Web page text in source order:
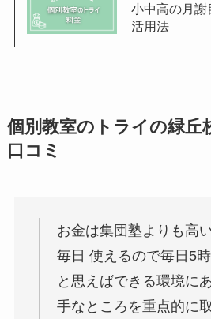
小中高の月謝
活用法
個別教室のトライの緑丘
口コミ
お金は集団塾よりも高
毎日 使えるので毎日5
と思えばできる環境に
手なところを重点的に